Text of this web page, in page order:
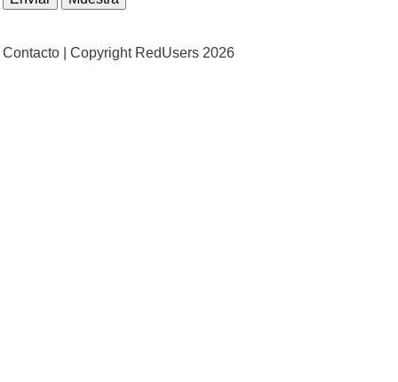
Contacto | Copyright RedUsers 2026